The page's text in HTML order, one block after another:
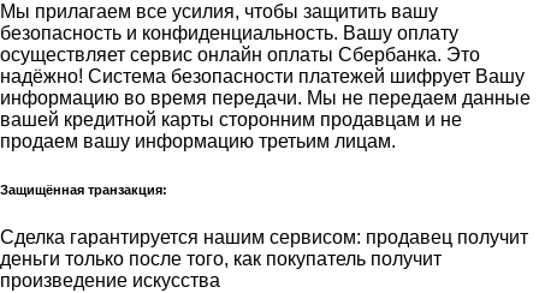
Мы прилагаем все усилия, чтобы защитить вашу
безопасность и конфиденциальность. Вашу оплату
осуществляет сервис онлайн оплаты Сбербанка. Это
надёжно! Система безопасности платежей шифрует Вашу
информацию во время передачи. Мы не передаем данные
вашей кредитной карты сторонним продавцам и не
продаем вашу информацию третьим лицам.
Защищённая транзакция:
Сделка гарантируется нашим сервисом: продавец получит
деньги только после того, как покупатель получит
произведение искусства